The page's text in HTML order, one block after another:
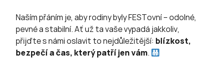
Naším přáním je, aby rodiny byly FESTovní – odolné,
pevné a stabilní. Ať už ta vaše vypadá jakkoliv,
přijďte s námi oslavit to nejdůležitější: blízkost,
bezpečí a čas, který patří jen vám.